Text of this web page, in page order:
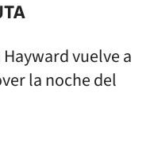
vuelve a
la noche del